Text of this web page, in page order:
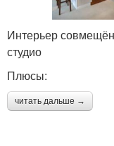
Интерьер
студио
Плюсы:
читать дальше →